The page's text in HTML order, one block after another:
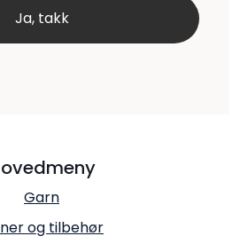
Garn
og tilbehør